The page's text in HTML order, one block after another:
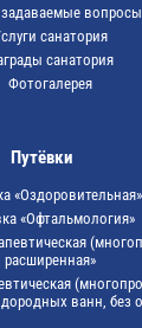
вопросы
санатория
санатория
Фотогалерея
Путёвки
«Оздоровительная»
«Офтальмология»
расширенная»
ванн, без